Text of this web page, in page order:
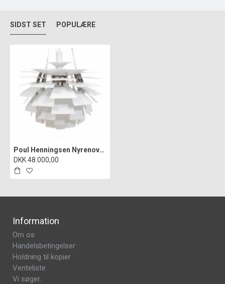
SIDST SET POPULÆRE
Poul Henningsen Nyrenoveret Hvid Kogle Ø: 60 cm
DKK 48.000,00
Information
Om os
Handelsbetingelser
Holdning til kopier
Venteliste
Vi søger..